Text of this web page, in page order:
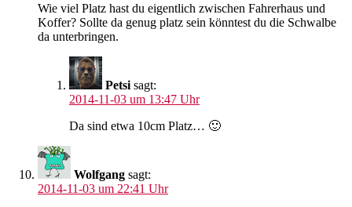
Wie viel Platz hast du eigentlich zwischen Fahrerhaus und
Koffer? Sollte da genug platz sein könntest du die Schwalbe
da unterbringen.
Petsi sagt:
2014-11-03 um 13:47 Uhr
Da sind etwa 10cm Platz… 🙂
Wolfgang sagt:
2014-11-03 um 22:41 Uhr